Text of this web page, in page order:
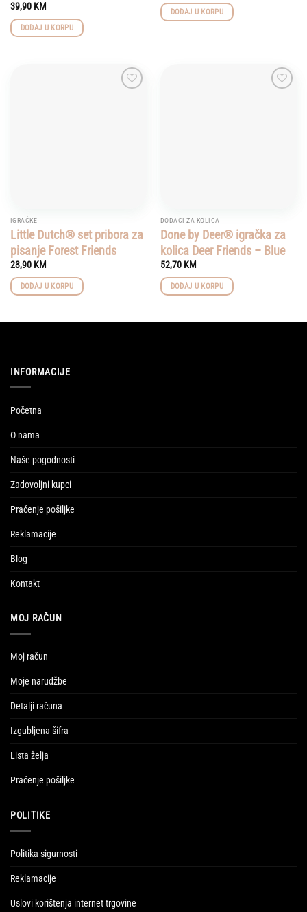
39,90 KM
DODAJ U KORPU
DODAJ U KORPU
IGRAČKE
Little Dutch® set pribora za
pisanje Forest Friends
23,90 KM
DODAJ U KORPU
DODACI ZA KOLICA
Done by Deer® igračka za
kolica Deer Friends – Blue
52,70 KM
DODAJ U KORPU
INFORMACIJE
Početna
O nama
Naše pogodnosti
Zadovoljni kupci
Praćenje pošiljke
Reklamacije
Blog
Kontakt
MOJ RAČUN
Moj račun
Moje narudžbe
Detalji računa
Izgubljena šifra
Lista želja
Praćenje pošiljke
POLITIKE
Politika sigurnosti
Reklamacije
Uslovi korištenja internet trgovine